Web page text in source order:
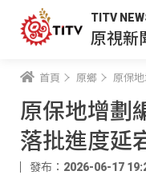
TITV
原視新
首頁 原鄉 原保
原保地增劃
落批進度延
發布：2026-06-17